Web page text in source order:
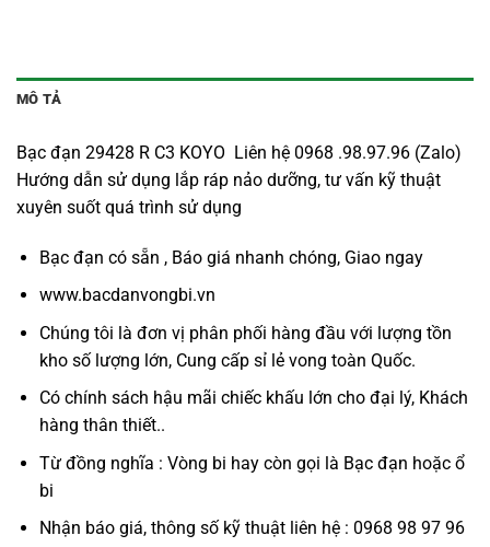
MÔ TẢ
Bạc đạn 29428 R C3 KOYO Liên hệ 0968 .98.97.96 (Zalo)
Hướng dẫn sử dụng lắp ráp nảo dưỡng, tư vấn kỹ thuật
xuyên suốt quá trình sử dụng
Bạc đạn có sẵn , Báo giá nhanh chóng, Giao ngay
www.bacdanvongbi.vn
Chúng tôi là đơn vị phân phối hàng đầu với lượng tồn
kho số lượng lớn, Cung cấp sỉ lẻ vong toàn Quốc.
Có chính sách hậu mãi chiếc khấu lớn cho đại lý, Khách
hàng thân thiết..
Từ đồng nghĩa : Vòng bi hay còn gọi là Bạc đạn hoặc ổ
bi
Nhận báo giá, thông số kỹ thuật liên hệ : 0968 98 97 96